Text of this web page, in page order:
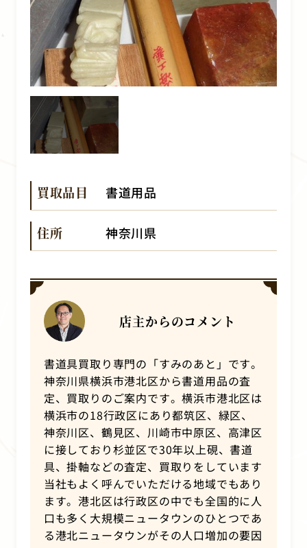
買取品目 書道用品
住所 神奈川県
店主からのコメント
書道具買取り専門の「すみのあと」です。
神奈川県横浜市港北区から書道用品の査
定、買取りのご案内です。横浜市港北区は
横浜市の18行政区にあり都筑区、緑区、
神奈川区、鶴見区、川崎市中原区、高津区
に接しており杉並区で30年以上硯、書道
具、掛軸などの査定、買取りをしています
当社もよく呼んでいただける地域でもあり
ます。港北区は行政区の中でも全国的に人
口も多く大規模ニュータウンのひとつであ
る港北ニュータウンがその人口増加の要因